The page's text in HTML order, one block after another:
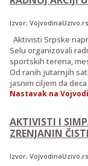
Izvor: VojvodinaUzivo.rs
Aktivisti Srpske
Selu organizovali
sportskih terena,
Od ranih jutarnjih
jasnim ciljem da deca
Nastavak na
AKTIVISTI I
ZRENJANIN
Izvor: VojvodinaUzivo.rs